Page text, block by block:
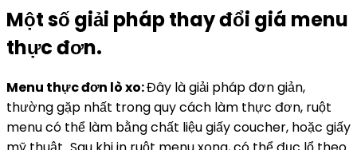
Một số giải pháp thay đổi giá menu
thực đơn.
Menu thực đơn lò xo:Đây là giải pháp đơn giản,
thường gặp nhất trong quy cách làm thực đơn, ruột
menu có thể làm bằng chất liệu giấy coucher, hoặc giấy